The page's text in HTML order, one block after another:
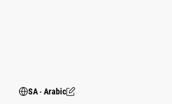
SA ‧ Arabic